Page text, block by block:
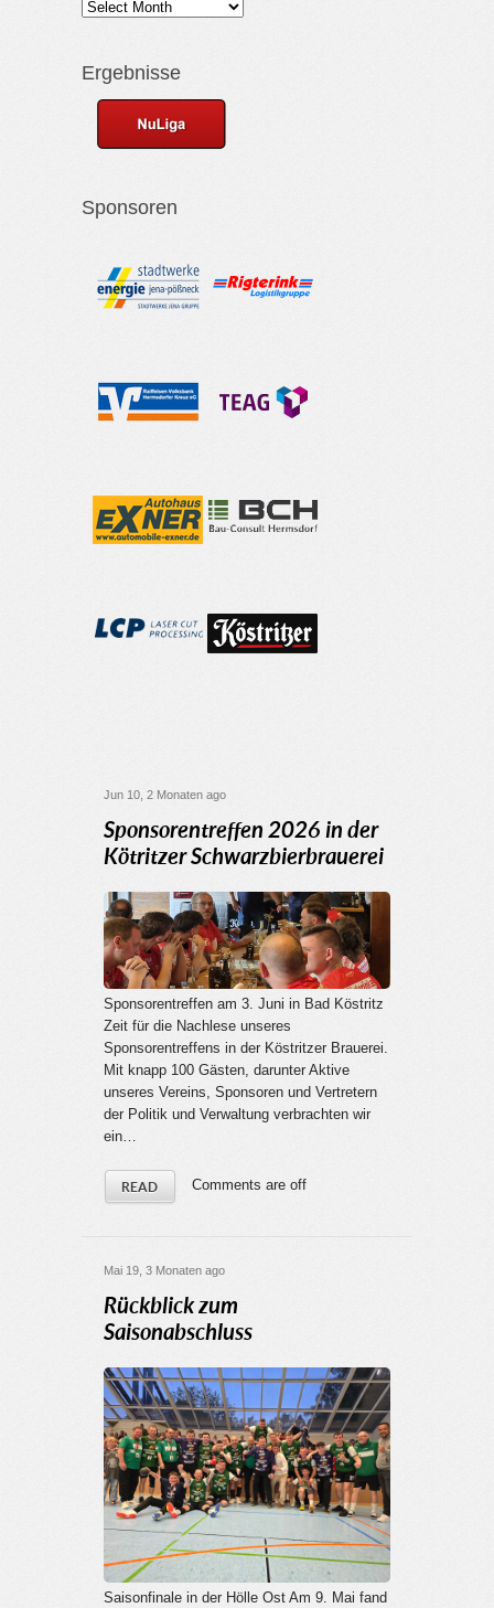
Ergebnisse
Sponsoren
Jun 10, 2 Monaten ago
Sponsorentreffen 2026 in der
Kötritzer Schwarzbierbrauerei
Sponsorentreffen am 3. Juni in Bad Köstritz
Zeit für die Nachlese unseres
Sponsorentreffens in der Köstritzer Brauerei.
Mit knapp 100 Gästen, darunter Aktive
unseres Vereins, Sponsoren und Vertretern
der Politik und Verwaltung verbrachten wir
ein…
READ Comments are off
Mai 19, 3 Monaten ago
Rückblick zum
Saisonabschluss
Saisonfinale in der Hölle Ost Am 9. Mai fand